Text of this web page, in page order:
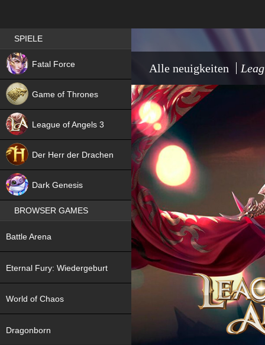
Alle neuigkeiten
Best RPG games in Germany
SPIELE
Fatal Force
NEW
Game of Thrones
League of Angels 3
Der Herr der Drachen
Dark Genesis
BROWSER GAMES
Battle Arena
Eternal Fury: Wiedergeburt
World of Chaos
Dragonborn